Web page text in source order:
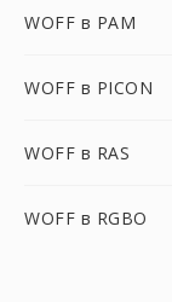
WOFF в PAM
WOFF в PICON
WOFF в RAS
WOFF в RGBO